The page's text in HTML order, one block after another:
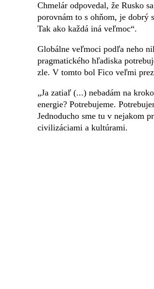
Chmelár odpovedal, že Rusko
porovnám to s ohňom, je
Tak ako každá iná veľmoc“.
Globálne veľmoci podľa neho
pragmatického hľadiska
zle. V tomto bol Fico veľmi
„Ja zatiaľ (...) nebadám na
energie? Potrebujeme.
Jednoducho sme tu v nejakom
civilizáciami a kultúrami.